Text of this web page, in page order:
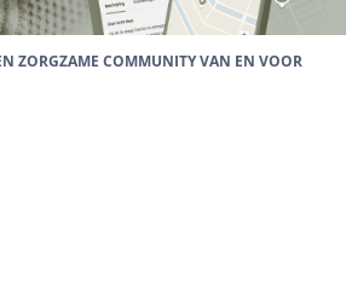
ZORGZAME COMMUNITY VAN EN VOOR